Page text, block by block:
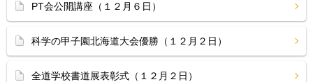
PT会公開講座（１２月６日）
科学の甲子園北海道大会優勝（１２月２日）
全道学校書道展表彰式（１２月２日）